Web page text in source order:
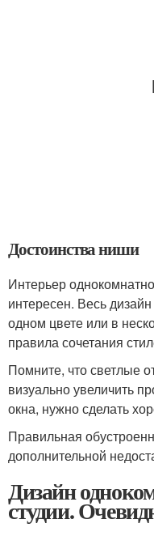
Достоинства ниши
Интерьер
интересен. Весь
одном цвете или в
правила сочетания
Помните, что светлые
визуально увеличить
окна, нужно сделать
Правильная
дополнительной
Дизайн
студии.